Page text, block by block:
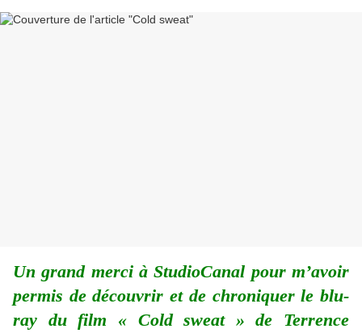
Un grand merci à StudioCanal pour m’avoir
permis de découvrir et de chroniquer le blu-
ray du film « Cold sweat » de Terrence